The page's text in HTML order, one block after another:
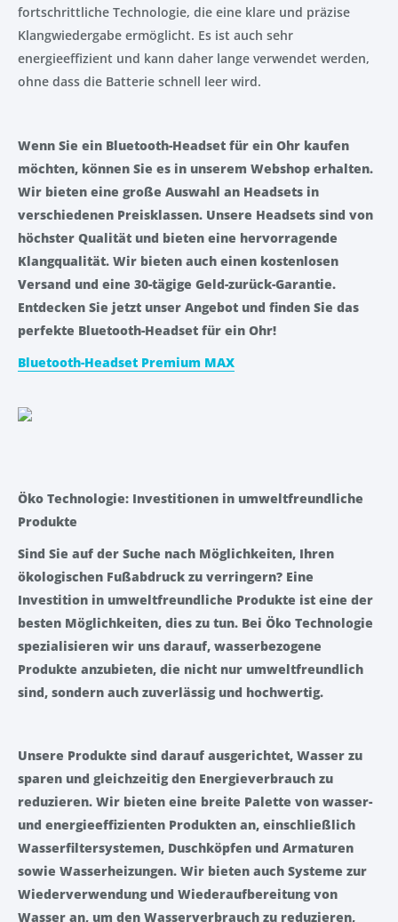
fortschrittliche Technologie, die eine klare und präzise
Klangwiedergabe ermöglicht. Es ist auch sehr
energieeffizient und kann daher lange verwendet werden,
ohne dass die Batterie schnell leer wird.
Wenn Sie ein Bluetooth-Headset für ein Ohr kaufen
möchten, können Sie es in unserem Webshop erhalten.
Wir bieten eine große Auswahl an Headsets in
verschiedenen Preisklassen. Unsere Headsets sind von
höchster Qualität und bieten eine hervorragende
Klangqualität. Wir bieten auch einen kostenlosen
Versand und eine 30-tägige Geld-zurück-Garantie.
Entdecken Sie jetzt unser Angebot und finden Sie das
perfekte Bluetooth-Headset für ein Ohr!
Bluetooth-Headset Premium MAX
Öko Technologie: Investitionen in umweltfreundliche
Produkte
Sind Sie auf der Suche nach Möglichkeiten, Ihren
ökologischen Fußabdruck zu verringern? Eine
Investition in umweltfreundliche Produkte ist eine der
besten Möglichkeiten, dies zu tun. Bei Öko Technologie
spezialisieren wir uns darauf, wasserbezogene
Produkte anzubieten, die nicht nur umweltfreundlich
sind, sondern auch zuverlässig und hochwertig.
Unsere Produkte sind darauf ausgerichtet, Wasser zu
sparen und gleichzeitig den Energieverbrauch zu
reduzieren. Wir bieten eine breite Palette von wasser-
und energieeffizienten Produkten an, einschließlich
Wasserfiltersystemen, Duschköpfen und Armaturen
sowie Wasserheizungen. Wir bieten auch Systeme zur
Wiederverwendung und Wiederaufbereitung von
Wasser an, um den Wasserverbrauch zu reduzieren,